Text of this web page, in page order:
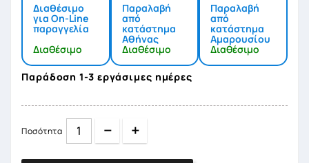
Διαθέσιμο
για On-Line
παραγγελία
Διαθέσιμο
Παραλαβή
από
κατάστημα
Αθήνας
Διαθέσιμο
Παραλαβή
από
κατάστημα
Αμαρουσίου
Διαθέσιμο
Παράδοση 1-3 εργάσιμες ημέρες
Ποσότητα Quantity